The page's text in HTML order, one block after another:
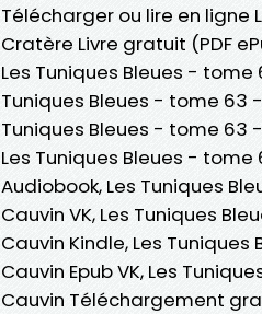
Télécharger ou lire en ligne
Cratère Livre gratuit (PDF
Les Tuniques Bleues - tome
Tuniques Bleues - tome 63
Tuniques Bleues - tome 63
Les Tuniques Bleues -
Audiobook, Les Tuniques
Cauvin VK, Les Tuniques
Cauvin Kindle, Les
Cauvin Epub VK, Les
Cauvin Téléchargement